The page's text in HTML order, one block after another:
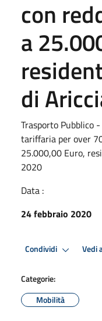
con
a
di
Trasporto Pubblico
tariffaria per over
25.000,00 Euro,
2020
Data :
24 febbraio 2020
Condividi Vedi
Categorie:
Mobilità